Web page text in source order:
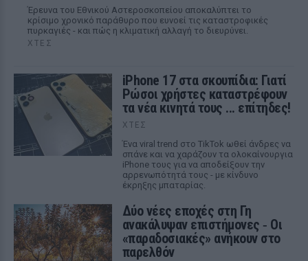
Έρευνα του Εθνικού Αστεροσκοπείου αποκαλύπτει το
κρίσιμο χρονικό παράθυρο που ευνοεί τις καταστροφικές
πυρκαγιές - και πώς η κλιματική αλλαγή το διευρύνει.
ΧΤΕΣ
iPhone 17 στα σκουπίδια: Γιατί
Ρώσοι χρήστες καταστρέφουν
τα νέα κινητά τους ... επίτηδες!
ΧΤΕΣ
Ένα viral trend στο TikTok ωθεί άνδρες να
σπάνε και να χαράζουν τα ολοκαίνουργια
iPhone τους για να αποδείξουν την
αρρενωπότητά τους - με κίνδυνο
έκρηξης μπαταρίας.
Δύο νέες εποχές στη Γη
ανακάλυψαν επιστήμονες ‑ Oι
«παραδοσιακές» ανήκουν στο
παρελθόν